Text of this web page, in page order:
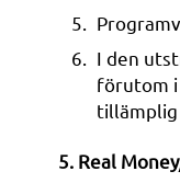
I den
förutom
tillämplig
5. Real